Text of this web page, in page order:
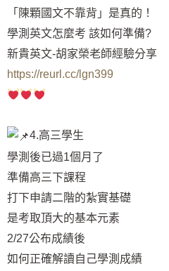
「陳顆國文不靠背」是真的！
學測英文怎麼考 該如何準備?
新貴英文-胡家榮老師經驗分享
https://reurl.cc/lgn399
4.高三學生
學測後已過1個月了
準備高三下課程
打下申請二階的紮實基礎
是考取頂大的基本元素
2/27公布成績後
如何正確解讀自己學測成績